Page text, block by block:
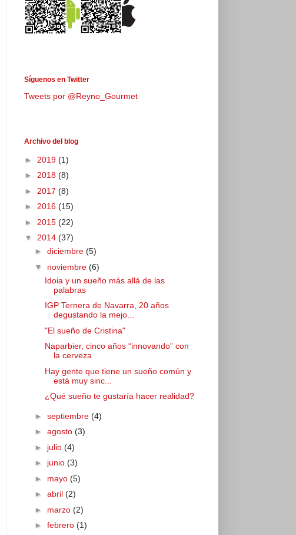
Síguenos en Twitter
Tweets por @Reyno_Gourmet
Archivo del blog
► 2019 (1)
► 2018 (8)
► 2017 (8)
► 2016 (15)
► 2015 (22)
▼ 2014 (37)
► diciembre (5)
▼ noviembre (6)
Idoia y un sueño más allá de las
palabras
IGP Ternera de Navarra, 20 años
degustando la mejo...
"El sueño de Cristina"
Naparbier, cinco años “innovando” con
la cerveza
Hay gente que tiene un sueño común y
está muy sinc...
¿Qué sueño te gustaría hacer realidad?
► septiembre (4)
► agosto (3)
► julio (4)
► junio (3)
► mayo (5)
► abril (2)
► marzo (2)
► febrero (1)